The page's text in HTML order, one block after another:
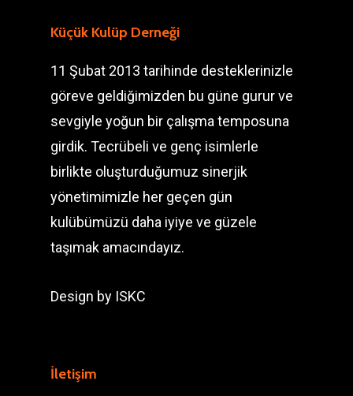
Küçük Kulüp Derneği
11 Şubat 2013 tarihinde desteklerinizle
göreve geldiğimizden bu güne gurur ve
sevgiyle yoğun bir çalışma temposuna
girdik. Tecrübeli ve genç isimlerle
birlikte oluşturduğumuz sinerjik
yönetimimizle her geçen gün
kulübümüzü daha iyiye ve güzele
taşımak amacındayız.
Design by ISKC
İletişim